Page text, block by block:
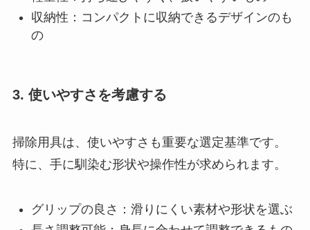
収納性：コンパクトに収納できるデザインのも
の
3. 使いやすさを考慮する
掃除用具は、使いやすさも重要な選定基準です。
特に、手に馴染む形状や操作性が求められます。
グリップの良さ：滑りにくい素材や形状を選ぶ